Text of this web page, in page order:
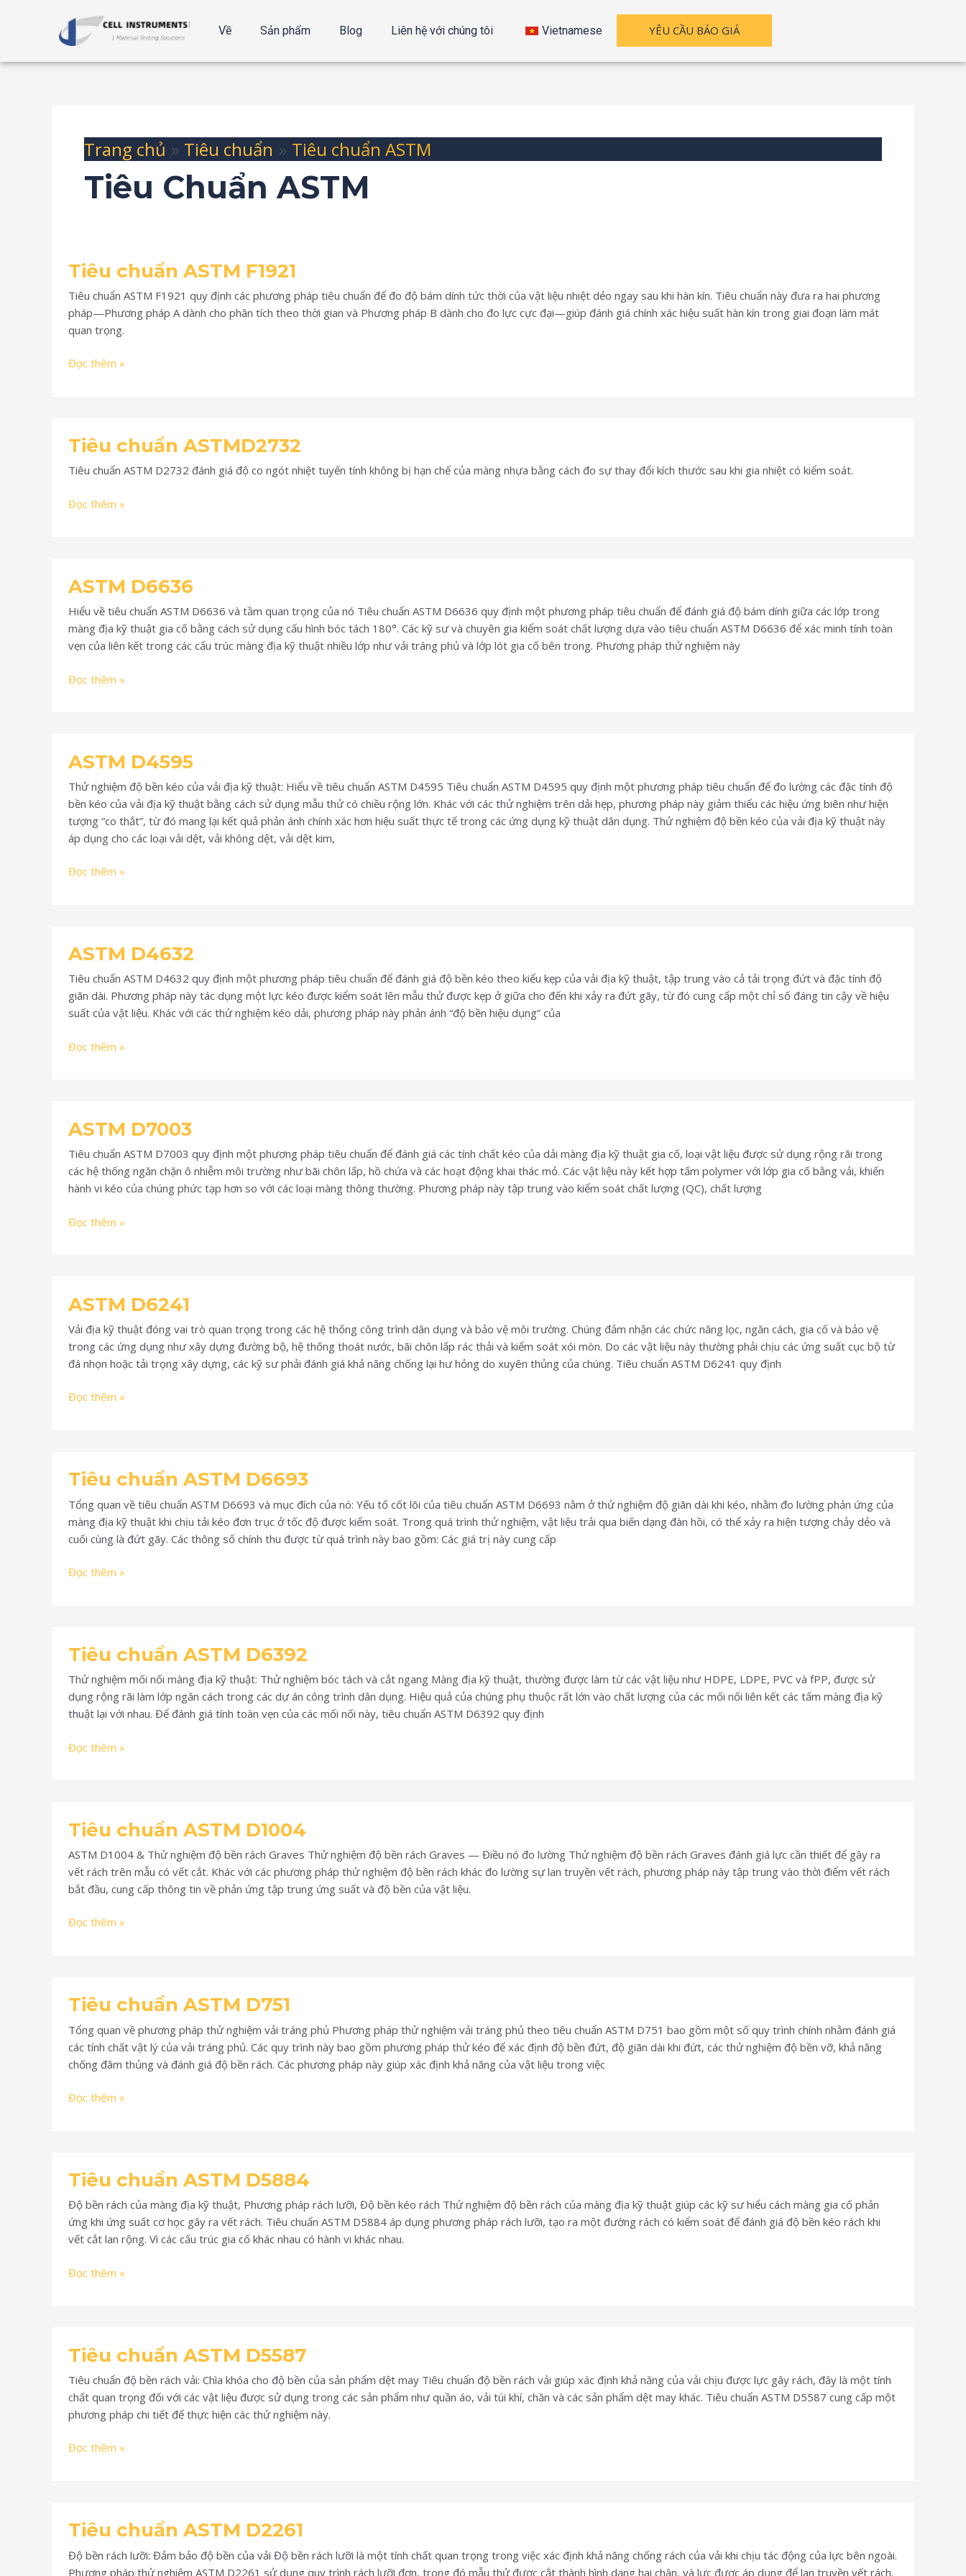
dung
Về Sản phẩm Blog Liên hệ với chúng tôi Vietnamese YÊU CẦU BÁO GIÁ
Trang chủ Tiêu chuẩn Tiêu chuẩn ASTM
Tiêu Chuẩn ASTM
Tiêu chuẩn ASTM F1921
Tiêu chuẩn ASTM F1921 quy định các phương pháp tiêu chuẩn để đo độ bám dính tức thời của vật liệu nhiệt dẻo ngay sau khi hàn kín. Tiêu chuẩn này đưa ra hai phương
pháp—Phương pháp A dành cho phân tích theo thời gian và Phương pháp B dành cho đo lực cực đại—giúp đánh giá chính xác hiệu suất hàn kín trong giai đoạn làm mát
quan trọng.
chuẩn
F1921
Đọc thêm »
Tiêu chuẩn ASTMD2732
Tiêu chuẩn ASTM D2732 đánh giá độ co ngót nhiệt tuyến tính không bị hạn chế của màng nhựa bằng cách đo sự thay đổi kích thước sau khi gia nhiệt có kiểm soát.
chuẩn
Đọc thêm »
ASTM D6636
Hiểu về tiêu chuẩn ASTM D6636 và tầm quan trọng của nó Tiêu chuẩn ASTM D6636 quy định một phương pháp tiêu chuẩn để đánh giá độ bám dính giữa các lớp trong
màng địa kỹ thuật gia cố bằng cách sử dụng cấu hình bóc tách 180°. Các kỹ sư và chuyên gia kiểm soát chất lượng dựa vào tiêu chuẩn ASTM D6636 để xác minh tính toàn
vẹn của liên kết trong các cấu trúc màng địa kỹ thuật nhiều lớp như vải tráng phủ và lớp lót gia cố bên trong. Phương pháp thử nghiệm này
D6636
Đọc thêm »
ASTM D4595
Thử nghiệm độ bền kéo của vải địa kỹ thuật: Hiểu về tiêu chuẩn ASTM D4595 Tiêu chuẩn ASTM D4595 quy định một phương pháp tiêu chuẩn để đo lường các đặc tính độ
bền kéo của vải địa kỹ thuật bằng cách sử dụng mẫu thử có chiều rộng lớn. Khác với các thử nghiệm trên dải hẹp, phương pháp này giảm thiểu các hiệu ứng biên như hiện
tượng “co thắt”, từ đó mang lại kết quả phản ánh chính xác hơn hiệu suất thực tế trong các ứng dụng kỹ thuật dân dụng. Thử nghiệm độ bền kéo của vải địa kỹ thuật này
áp dụng cho các loại vải dệt, vải không dệt, vải dệt kim,
D4595
Đọc thêm »
ASTM D4632
Tiêu chuẩn ASTM D4632 quy định một phương pháp tiêu chuẩn để đánh giá độ bền kéo theo kiểu kẹp của vải địa kỹ thuật, tập trung vào cả tải trọng đứt và đặc tính độ
giãn dài. Phương pháp này tác dụng một lực kéo được kiểm soát lên mẫu thử được kẹp ở giữa cho đến khi xảy ra đứt gãy, từ đó cung cấp một chỉ số đáng tin cậy về hiệu
suất của vật liệu. Khác với các thử nghiệm kéo dải, phương pháp này phản ánh “độ bền hiệu dụng” của
D4632
Đọc thêm »
ASTM D7003
Tiêu chuẩn ASTM D7003 quy định một phương pháp tiêu chuẩn để đánh giá các tính chất kéo của dải màng địa kỹ thuật gia cố, loại vật liệu được sử dụng rộng rãi trong
các hệ thống ngăn chặn ô nhiễm môi trường như bãi chôn lấp, hồ chứa và các hoạt động khai thác mỏ. Các vật liệu này kết hợp tấm polymer với lớp gia cố bằng vải, khiến
hành vi kéo của chúng phức tạp hơn so với các loại màng thông thường. Phương pháp này tập trung vào kiểm soát chất lượng (QC), chất lượng
D7003
Đọc thêm »
ASTM D6241
Vải địa kỹ thuật đóng vai trò quan trọng trong các hệ thống công trình dân dụng và bảo vệ môi trường. Chúng đảm nhận các chức năng lọc, ngăn cách, gia cố và bảo vệ
trong các ứng dụng như xây dựng đường bộ, hệ thống thoát nước, bãi chôn lấp rác thải và kiểm soát xói mòn. Do các vật liệu này thường phải chịu các ứng suất cục bộ từ
đá nhọn hoặc tải trọng xây dựng, các kỹ sư phải đánh giá khả năng chống lại hư hỏng do xuyên thủng của chúng. Tiêu chuẩn ASTM D6241 quy định
D6241
Đọc thêm »
Tiêu chuẩn ASTM D6693
Tổng quan về tiêu chuẩn ASTM D6693 và mục đích của nó: Yếu tố cốt lõi của tiêu chuẩn ASTM D6693 nằm ở thử nghiệm độ giãn dài khi kéo, nhằm đo lường phản ứng của
màng địa kỹ thuật khi chịu tải kéo đơn trục ở tốc độ được kiểm soát. Trong quá trình thử nghiệm, vật liệu trải qua biến dạng đàn hồi, có thể xảy ra hiện tượng chảy dẻo và
cuối cùng là đứt gãy. Các thông số chính thu được từ quá trình này bao gồm: Các giá trị này cung cấp
chuẩn
D6693
Đọc thêm »
Tiêu chuẩn ASTM D6392
Thử nghiệm mối nối màng địa kỹ thuật: Thử nghiệm bóc tách và cắt ngang Màng địa kỹ thuật, thường được làm từ các vật liệu như HDPE, LDPE, PVC và fPP, được sử
dụng rộng rãi làm lớp ngăn cách trong các dự án công trình dân dụng. Hiệu quả của chúng phụ thuộc rất lớn vào chất lượng của các mối nối liên kết các tấm màng địa kỹ
thuật lại với nhau. Để đánh giá tính toàn vẹn của các mối nối này, tiêu chuẩn ASTM D6392 quy định
chuẩn
D6392
Đọc thêm »
Tiêu chuẩn ASTM D1004
ASTM D1004 & Thử nghiệm độ bền rách Graves Thử nghiệm độ bền rách Graves — Điều nó đo lường Thử nghiệm độ bền rách Graves đánh giá lực cần thiết để gây ra
vết rách trên mẫu có vết cắt. Khác với các phương pháp thử nghiệm độ bền rách khác đo lường sự lan truyền vết rách, phương pháp này tập trung vào thời điểm vết rách
bắt đầu, cung cấp thông tin về phản ứng tập trung ứng suất và độ bền của vật liệu.
chuẩn
D1004
Đọc thêm »
Tiêu chuẩn ASTM D751
Tổng quan về phương pháp thử nghiệm vải tráng phủ Phương pháp thử nghiệm vải tráng phủ theo tiêu chuẩn ASTM D751 bao gồm một số quy trình chính nhằm đánh giá
các tính chất vật lý của vải tráng phủ. Các quy trình này bao gồm phương pháp thử kéo để xác định độ bền đứt, độ giãn dài khi đứt, các thử nghiệm độ bền vỡ, khả năng
chống đâm thủng và đánh giá độ bền rách. Các phương pháp này giúp xác định khả năng của vật liệu trong việc
chuẩn
D751
Đọc thêm »
Tiêu chuẩn ASTM D5884
Độ bền rách của màng địa kỹ thuật, Phương pháp rách lưỡi, Độ bền kéo rách Thử nghiệm độ bền rách của màng địa kỹ thuật giúp các kỹ sư hiểu cách màng gia cố phản
ứng khi ứng suất cơ học gây ra vết rách. Tiêu chuẩn ASTM D5884 áp dụng phương pháp rách lưỡi, tạo ra một đường rách có kiểm soát để đánh giá độ bền kéo rách khi
vết cắt lan rộng. Vì các cấu trúc gia cố khác nhau có hành vi khác nhau.
chuẩn
D5884
Đọc thêm »
Tiêu chuẩn ASTM D5587
Tiêu chuẩn độ bền rách vải: Chìa khóa cho độ bền của sản phẩm dệt may Tiêu chuẩn độ bền rách vải giúp xác định khả năng của vải chịu được lực gây rách, đây là một tính
chất quan trọng đối với các vật liệu được sử dụng trong các sản phẩm như quần áo, vải túi khí, chăn và các sản phẩm dệt may khác. Tiêu chuẩn ASTM D5587 cung cấp một
phương pháp chi tiết để thực hiện các thử nghiệm này.
chuẩn
D5587
Đọc thêm »
Tiêu chuẩn ASTM D2261
Độ bền rách lưỡi: Đảm bảo độ bền của vải Độ bền rách lưỡi là một tính chất quan trọng trong việc xác định khả năng chống rách của vải khi chịu tác động của lực bên ngoài.
Phương pháp thử nghiệm ASTM D2261 sử dụng quy trình rách lưỡi đơn, trong đó mẫu thử được cắt thành hình dạng hai chân, và lực được áp dụng để lan truyền vết rách.
chuẩn
D2261